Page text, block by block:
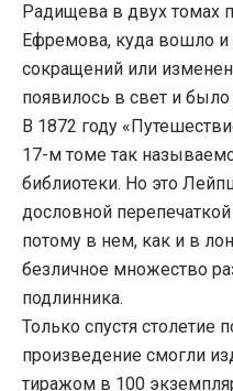
Радищева в двух томах
Ефремова, куда вошло и
сокращений или
появилось в свет и
В 1872 году
17-м томе так
библиотеки. Но это
дословной
потому в нем, как и в
безличное множество
подлинника.
Только спустя столетие
произведение смогли
тиражом в 100